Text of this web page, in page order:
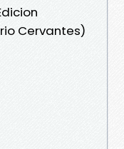
Cervantes)